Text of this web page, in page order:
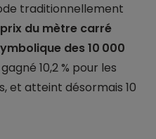
traditionnellement
prix du mètre carré
des 10 000
10,2 % pour les
et atteint désormais 10